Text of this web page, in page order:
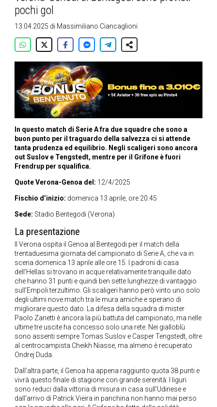
pochi gol
13.04.2025 di Massimiliano Ciancaglioni
In questo match di Serie A fra due squadre che sono a
buon punto per il traguardo della salvezza ci si attende
tanta prudenza ed equilibrio. Negli scaligeri sono ancora
out Suslov e Tengstedt, mentre per il Grifone è fuori
Frendrup per squalifica.
Quote Verona-Genoa del: 12/4/2025
Fischio d’inizio: domenica 13 aprile, ore 20.45
Sede: Stadio Bentegodi (Verona)
La presentazione
Il Verona ospita il Genoa al Bentegodi per il match della
trentaduesima giornata del campionato di Serie A, che va in
scena domenica 13 aprile alle ore 15. I padroni di casa
dell’Hellas si trovano in acque relativamente tranquille dato
che hanno 31 punti e quindi ben sette lunghezze di vantaggio
sull’Empoli terzultimo. Gli scaligeri hanno però vinto uno solo
degli ultimi nove match tra le mura amiche e sperano di
migliorare questo dato. La difesa della squadra di mister
Paolo Zanetti è ancora la più battuta del campionato, ma nelle
ultime tre uscite ha concesso solo una rete. Nei gialloblù
sono assenti sempre Tomas Suslov e Casper Tengstedt, oltre
al centrocampista Cheikh Niasse, ma almeno è recuperato
Ondrej Duda.
Dall’altra parte, il Genoa ha appena raggiunto quota 38 punti e
vivrà questo finale di stagione con grande serenità. I liguri
sono reduci dalla vittoria di misura in casa sull’Udinese e
dall’arrivo di Patrick Vieira in panchina non hanno mai perso